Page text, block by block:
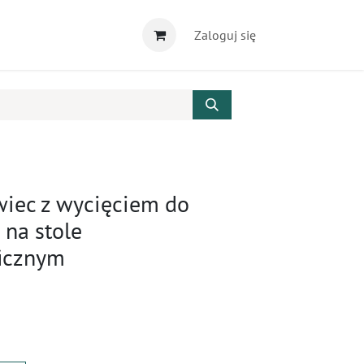
Zaloguj się
z wycięciem do
stole